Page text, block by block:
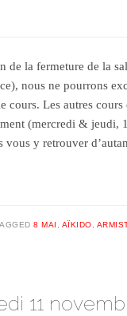
de la fermeture de la
nous ne pourrons
cours. Les autres
(mercredi & jeudi,
vous y retrouver
8 MAI AÏKIDO
11